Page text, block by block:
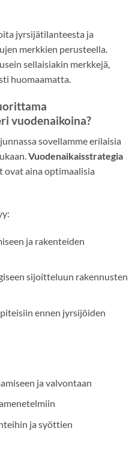
jyrsijätilanteesta ja
merkkien perusteella.
sellaisiakin merkkejä,
huomaamatta.
vuodenaikoina?
sovellamme erilaisia
Vuodenaikaisstrategia
aina optimaalisia
ja rakenteiden
sijoitteluun rakennusten
ennen jyrsijöiden
ja valvontaan
ja syöttien